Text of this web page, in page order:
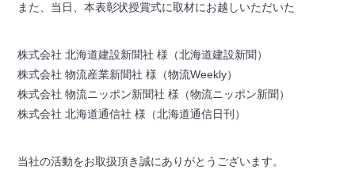
また、当日、本表彰状授賞式に取材にお越しいただいた
株式会社 北海道建設新聞社 様（北海道建設新聞）
株式会社 物流産業新聞社 様（物流Weekly）
株式会社 物流ニッポン新聞社 様（物流ニッポン新聞）
株式会社 北海道通信社 様（北海道通信日刊）
当社の活動をお取扱頂き誠にありがとうございます。